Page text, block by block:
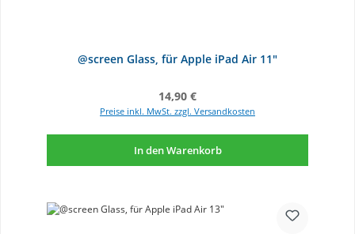
@screen Glass, für Apple iPad Air 11"
Regulärer Preis:
14,90 €
Preise inkl. MwSt. zzgl. Versandkosten
In den Warenkorb